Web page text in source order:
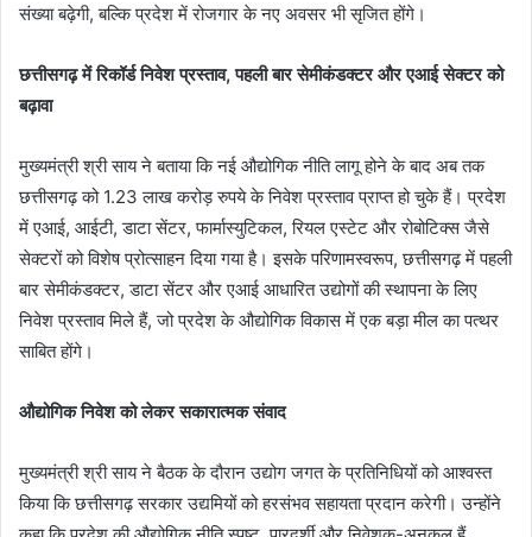
संख्या बढ़ेगी, बल्कि प्रदेश में रोजगार के नए अवसर भी सृजित होंगे।
छत्तीसगढ़ में रिकॉर्ड निवेश प्रस्ताव, पहली बार सेमीकंडक्टर और एआई सेक्टर को
बढ़ावा
मुख्यमंत्री श्री साय ने बताया कि नई औद्योगिक नीति लागू होने के बाद अब तक
छत्तीसगढ़ को 1.23 लाख करोड़ रुपये के निवेश प्रस्ताव प्राप्त हो चुके हैं। प्रदेश
में एआई, आईटी, डाटा सेंटर, फार्मास्युटिकल, रियल एस्टेट और रोबोटिक्स जैसे
सेक्टरों को विशेष प्रोत्साहन दिया गया है। इसके परिणामस्वरूप, छत्तीसगढ़ में पहली
बार सेमीकंडक्टर, डाटा सेंटर और एआई आधारित उद्योगों की स्थापना के लिए
निवेश प्रस्ताव मिले हैं, जो प्रदेश के औद्योगिक विकास में एक बड़ा मील का पत्थर
साबित होंगे।
औद्योगिक निवेश को लेकर सकारात्मक संवाद
मुख्यमंत्री श्री साय ने बैठक के दौरान उद्योग जगत के प्रतिनिधियों को आश्वस्त
किया कि छत्तीसगढ़ सरकार उद्यमियों को हरसंभव सहायता प्रदान करेगी। उन्होंने